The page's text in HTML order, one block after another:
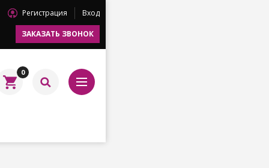
Регистрация Вход
ЗАКАЗАТЬ ЗВОНОК
0